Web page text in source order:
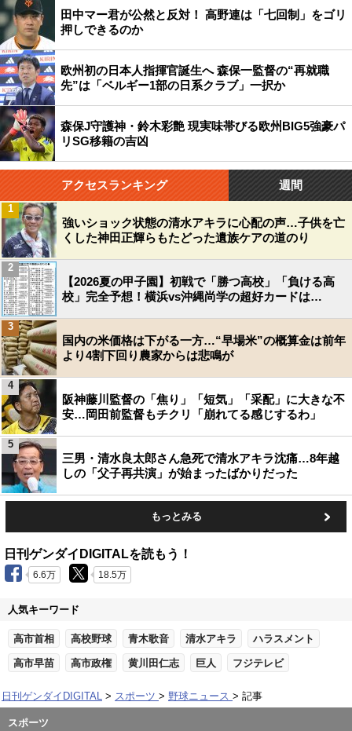
田中マー君が公然と反対！ 高野連は「七回制」をゴリ
押しできるのか
欧州初の日本人指揮官誕生へ 森保一監督の“再就職
先”は「ベルギー1部の日系クラブ」一択か
森保J守護神・鈴木彩艶 現実味帯びる欧州BIG5強豪パ
リSG移籍の吉凶
アクセスランキング 週間
強いショック状態の清水アキラに心配の声…子供を亡
くした神田正輝らもたどった遺族ケアの道のり
1
【2026夏の甲子園】初戦で「勝つ高校」「負ける高
校」完全予想！横浜vs沖縄尚学の超好カードは…
2
国内の米価格は下がる一方…“早場米”の概算金は前年
より4割下回り農家からは悲鳴が
3
阪神藤川監督の「焦り」「短気」「采配」に大きな不
安…岡田前監督もチクリ「崩れてる感じするわ」
4
三男・清水良太郎さん急死で清水アキラ沈痛…8年越
しの「父子再共演」が始まったばかりだった
5
もっとみる
日刊ゲンダイDIGITALを読もう！
6.6万 18.5万
人気キーワード
高市首相 高校野球 青木歌音 清水アキラ ハラスメント
高市早苗 高市政権 黄川田仁志 巨人 フジテレビ
日刊ゲンダイDIGITAL スポーツ 野球ニュース 記事
スポーツ